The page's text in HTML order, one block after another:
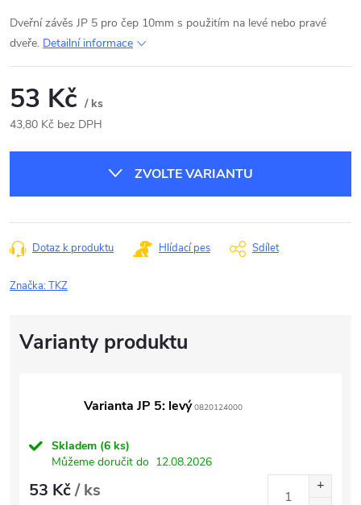
Dveřní závěs JP 5 pro čep 10mm s použitím na levé nebo pravé
dveře. Detailní informace
53 Kč / ks
43,80 Kč bez DPH
ZVOLTE VARIANTU
Dotaz k produktu Hlídací pes Sdílet
Značka:TKZ
Varianta JP 5: levý0820124000
Skladem (6 ks)
Můžeme doručit do 12.08.2026
53 Kč/ ks